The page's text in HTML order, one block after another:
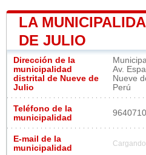
LA
DE JULIO
Dirección de la
municipalidad
distrital de Nueve de
Julio
Av.
Nueve
Perú
Teléfono de la
municipalidad
E-mail de la
municipalidad